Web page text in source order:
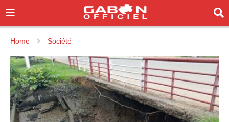
Home Société